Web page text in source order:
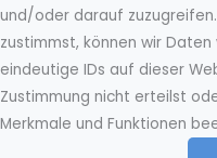
und/oder darauf
zustimmst, können wir
eindeutige IDs auf dieser
Zustimmung nicht erteilst
Merkmale und Funktionen